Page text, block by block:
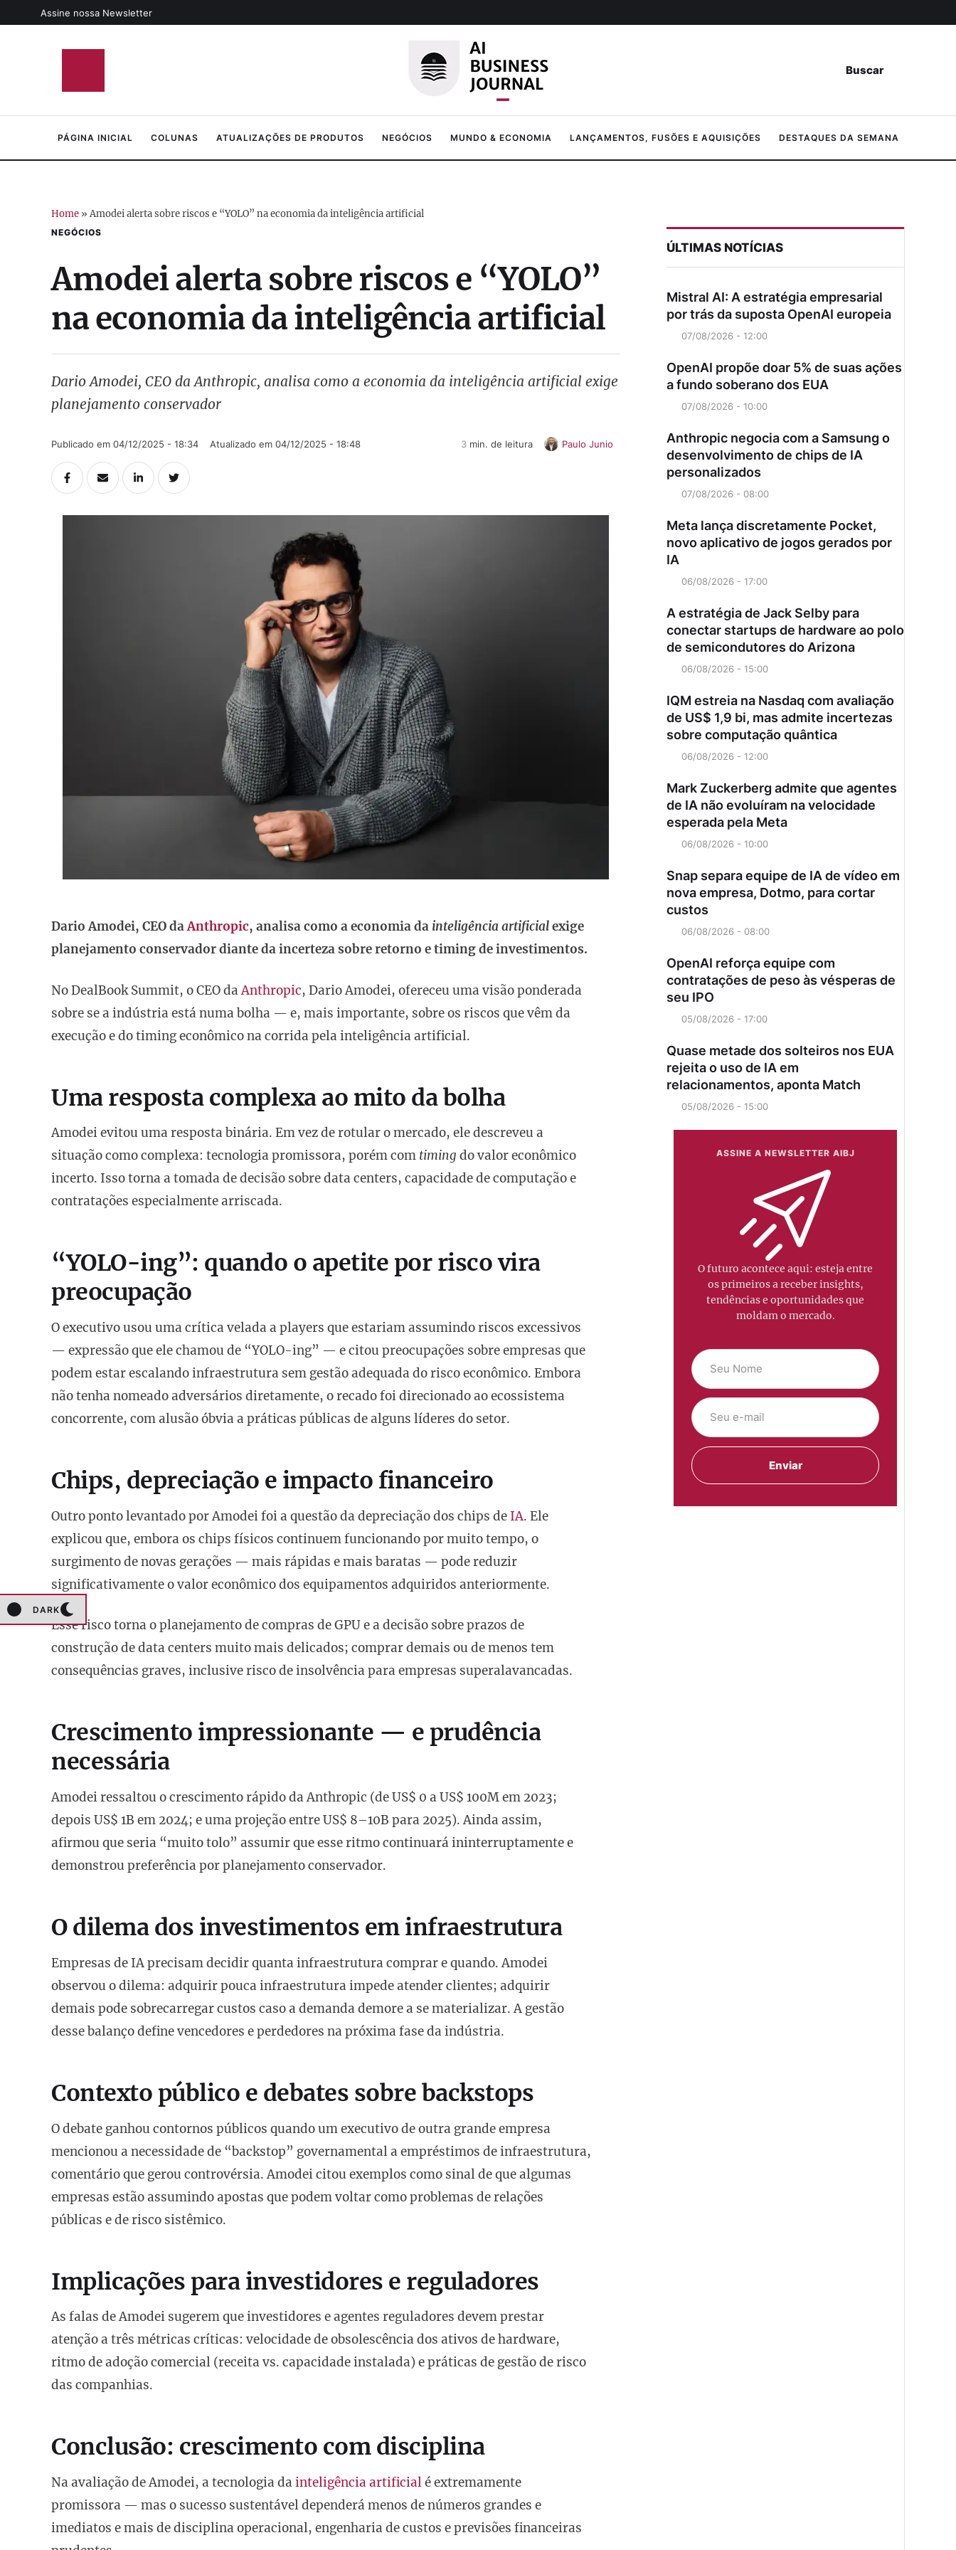
Assine nossa Newsletter
Buscar
DARK
PÁGINA INICIAL COLUNAS ATUALIZAÇÕES DE PRODUTOS NEGÓCIOS MUNDO & ECONOMIA LANÇAMENTOS, FUSÕES E AQUISIÇÕES DESTAQUES DA SEMANA
Home »Amodei alerta sobre riscos e “YOLO” na economia da inteligência artificial
NEGÓCIOS
Amodei alerta sobre riscos e “YOLO”
na economia da inteligência artificial
Dario Amodei, CEO da Anthropic, analisa como a economia da inteligência artificial exige
planejamento conservador
Publicado em 04/12/2025 - 18:34 Atualizado em 04/12/2025 - 18:48 3 min. de leitura Paulo Junio
Dario Amodei, CEO daAnthropic, analisa como a economia da inteligência artificialexige
planejamento conservador diante da incerteza sobre retorno e timing de investimentos.
No DealBook Summit, o CEO daAnthropic, Dario Amodei, ofereceu uma visão ponderada
sobre se a indústria está numa bolha — e, mais importante, sobre os riscos que vêm da
execução e do timing econômico na corrida pela inteligência artificial.
Uma resposta complexa ao mito da bolha
Amodei evitou uma resposta binária. Em vez de rotular o mercado, ele descreveu a
situação como complexa: tecnologia promissora, porém com timing do valor econômico
incerto. Isso torna a tomada de decisão sobre data centers, capacidade de computação e
contratações especialmente arriscada.
“YOLO-ing”: quando o apetite por risco vira
preocupação
O executivo usou uma crítica velada a players que estariam assumindo riscos excessivos
— expressão que ele chamou de “YOLO-ing” — e citou preocupações sobre empresas que
podem estar escalando infraestrutura sem gestão adequada do risco econômico. Embora
não tenha nomeado adversários diretamente, o recado foi direcionado ao ecossistema
concorrente, com alusão óbvia a práticas públicas de alguns líderes do setor.
Chips, depreciação e impacto financeiro
Outro ponto levantado por Amodei foi a questão da depreciação dos chips de IA. Ele
explicou que, embora os chips físicos continuem funcionando por muito tempo, o
surgimento de novas gerações — mais rápidas e mais baratas — pode reduzir
significativamente o valor econômico dos equipamentos adquiridos anteriormente.
Esse risco torna o planejamento de compras de GPU e a decisão sobre prazos de
construção de data centers muito mais delicados; comprar demais ou de menos tem
consequências graves, inclusive risco de insolvência para empresas superalavancadas.
Crescimento impressionante — e prudência
necessária
Amodei ressaltou o crescimento rápido da Anthropic (de US$ 0 a US$ 100M em 2023;
depois US$ 1B em 2024; e uma projeção entre US$ 8–10B para 2025). Ainda assim,
afirmou que seria “muito tolo” assumir que esse ritmo continuará ininterruptamente e
demonstrou preferência por planejamento conservador.
O dilema dos investimentos em infraestrutura
Empresas de IA precisam decidir quanta infraestrutura comprar e quando. Amodei
observou o dilema: adquirir pouca infraestrutura impede atender clientes; adquirir
demais pode sobrecarregar custos caso a demanda demore a se materializar. A gestão
desse balanço define vencedores e perdedores na próxima fase da indústria.
Contexto público e debates sobre backstops
O debate ganhou contornos públicos quando um executivo de outra grande empresa
mencionou a necessidade de “backstop” governamental a empréstimos de infraestrutura,
comentário que gerou controvérsia. Amodei citou exemplos como sinal de que algumas
empresas estão assumindo apostas que podem voltar como problemas de relações
públicas e de risco sistêmico.
Implicações para investidores e reguladores
As falas de Amodei sugerem que investidores e agentes reguladores devem prestar
atenção a três métricas críticas: velocidade de obsolescência dos ativos de hardware,
ritmo de adoção comercial (receita vs. capacidade instalada) e práticas de gestão de risco
das companhias.
Conclusão: crescimento com disciplina
Na avaliação de Amodei, a tecnologia da inteligência artificialé extremamente
promissora — mas o sucesso sustentável dependerá menos de números grandes e
imediatos e mais de disciplina operacional, engenharia de custos e previsões financeiras
ÚLTIMAS NOTÍCIAS
Mistral AI: A estratégia empresarial
por trás da suposta OpenAI europeia
07/08/2026 - 12:00
OpenAI propõe doar 5% de suas ações
a fundo soberano dos EUA
07/08/2026 - 10:00
Anthropic negocia com a Samsung o
desenvolvimento de chips de IA
personalizados
07/08/2026 - 08:00
Meta lança discretamente Pocket,
novo aplicativo de jogos gerados por
IA
06/08/2026 - 17:00
A estratégia de Jack Selby para
conectar startups de hardware ao polo
de semicondutores do Arizona
06/08/2026 - 15:00
IQM estreia na Nasdaq com avaliação
de US$ 1,9 bi, mas admite incertezas
sobre computação quântica
06/08/2026 - 12:00
Mark Zuckerberg admite que agentes
de IA não evoluíram na velocidade
esperada pela Meta
06/08/2026 - 10:00
Snap separa equipe de IA de vídeo em
nova empresa, Dotmo, para cortar
custos
06/08/2026 - 08:00
OpenAI reforça equipe com
contratações de peso às vésperas de
seu IPO
05/08/2026 - 17:00
Quase metade dos solteiros nos EUA
rejeita o uso de IA em
relacionamentos, aponta Match
05/08/2026 - 15:00
ASSINE A NEWSLETTER AIBJ
O futuro acontece aqui: esteja entre
os primeiros a receber insights,
tendências e oportunidades que
moldam o mercado.